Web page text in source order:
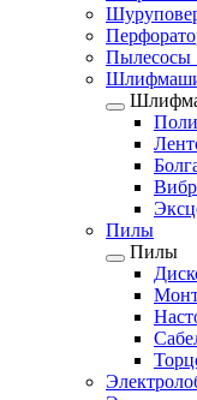
Пылесосы
Пилы
Пилы